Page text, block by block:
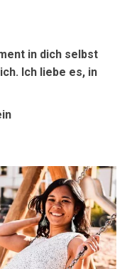
in dich selbst
Ich liebe es, in